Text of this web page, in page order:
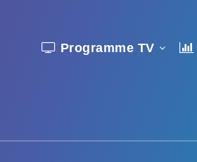
Programme TV